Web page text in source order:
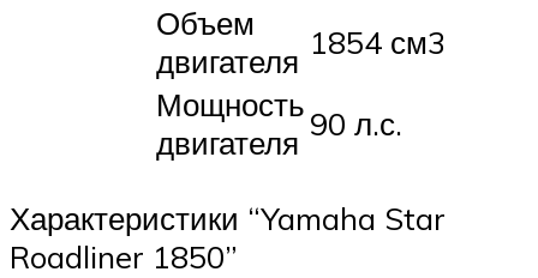
Объем
двигателя 1854 см3
Мощность
двигателя 90 л.с.
Характеристики “Yamaha Star
Roadliner 1850”